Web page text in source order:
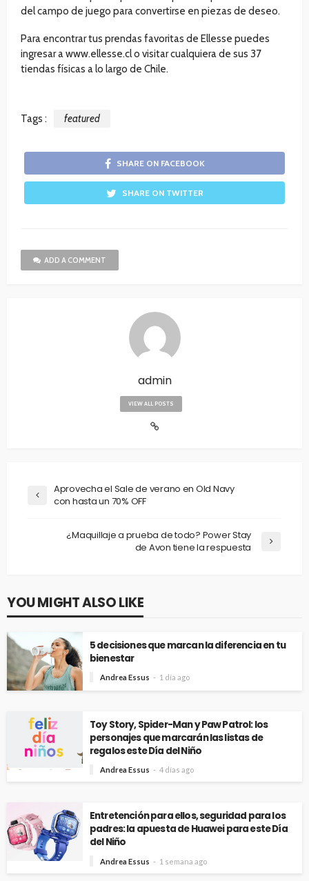
del campo de juego para convertirse en piezas de deseo.
Para encontrar tus prendas favoritas de Ellesse puedes
ingresar a www.ellesse.cl o visitar cualquiera de sus 37
tiendas físicas a lo largo de Chile.
Tags : featured
SHARE ON FACEBOOK
SHARE ON TWITTER
ADD A COMMENT
admin
VIEW ALL POSTS
Aprovecha el Sale de verano en Old Navy
con hasta un 70% OFF
¿Maquillaje a prueba de todo? Power Stay
de Avon tiene la respuesta
YOU MIGHT ALSO LIKE
5 decisiones que marcan la diferencia en tu
bienestar
Andrea Essus 1 día ago
Toy Story, Spider-Man y Paw Patrol: los
personajes que marcarán las listas de
regalos este Día del Niño
Andrea Essus 4 días ago
Entretención para ellos, seguridad para los
padres: la apuesta de Huawei para este Día
del Niño
Andrea Essus 1 semana ago